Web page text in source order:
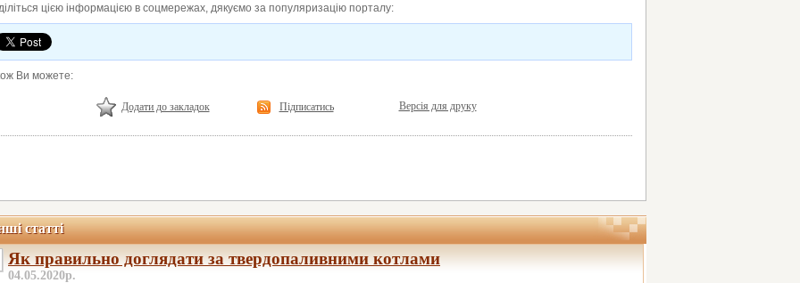
цією інформацією в соцмережах, дякуємо за популяризацію порталу:
Ви можете:
Додати до закладок Підписатись Версія для друку
статті
Як правильно доглядати за твердопаливними котлами
04.05.2020р.